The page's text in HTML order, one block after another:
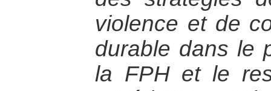
violence et de
durable dans le
la FPH et le